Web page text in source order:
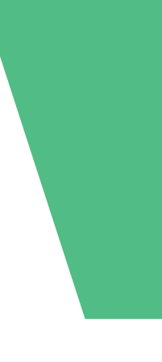
Individuels
Sans engagement